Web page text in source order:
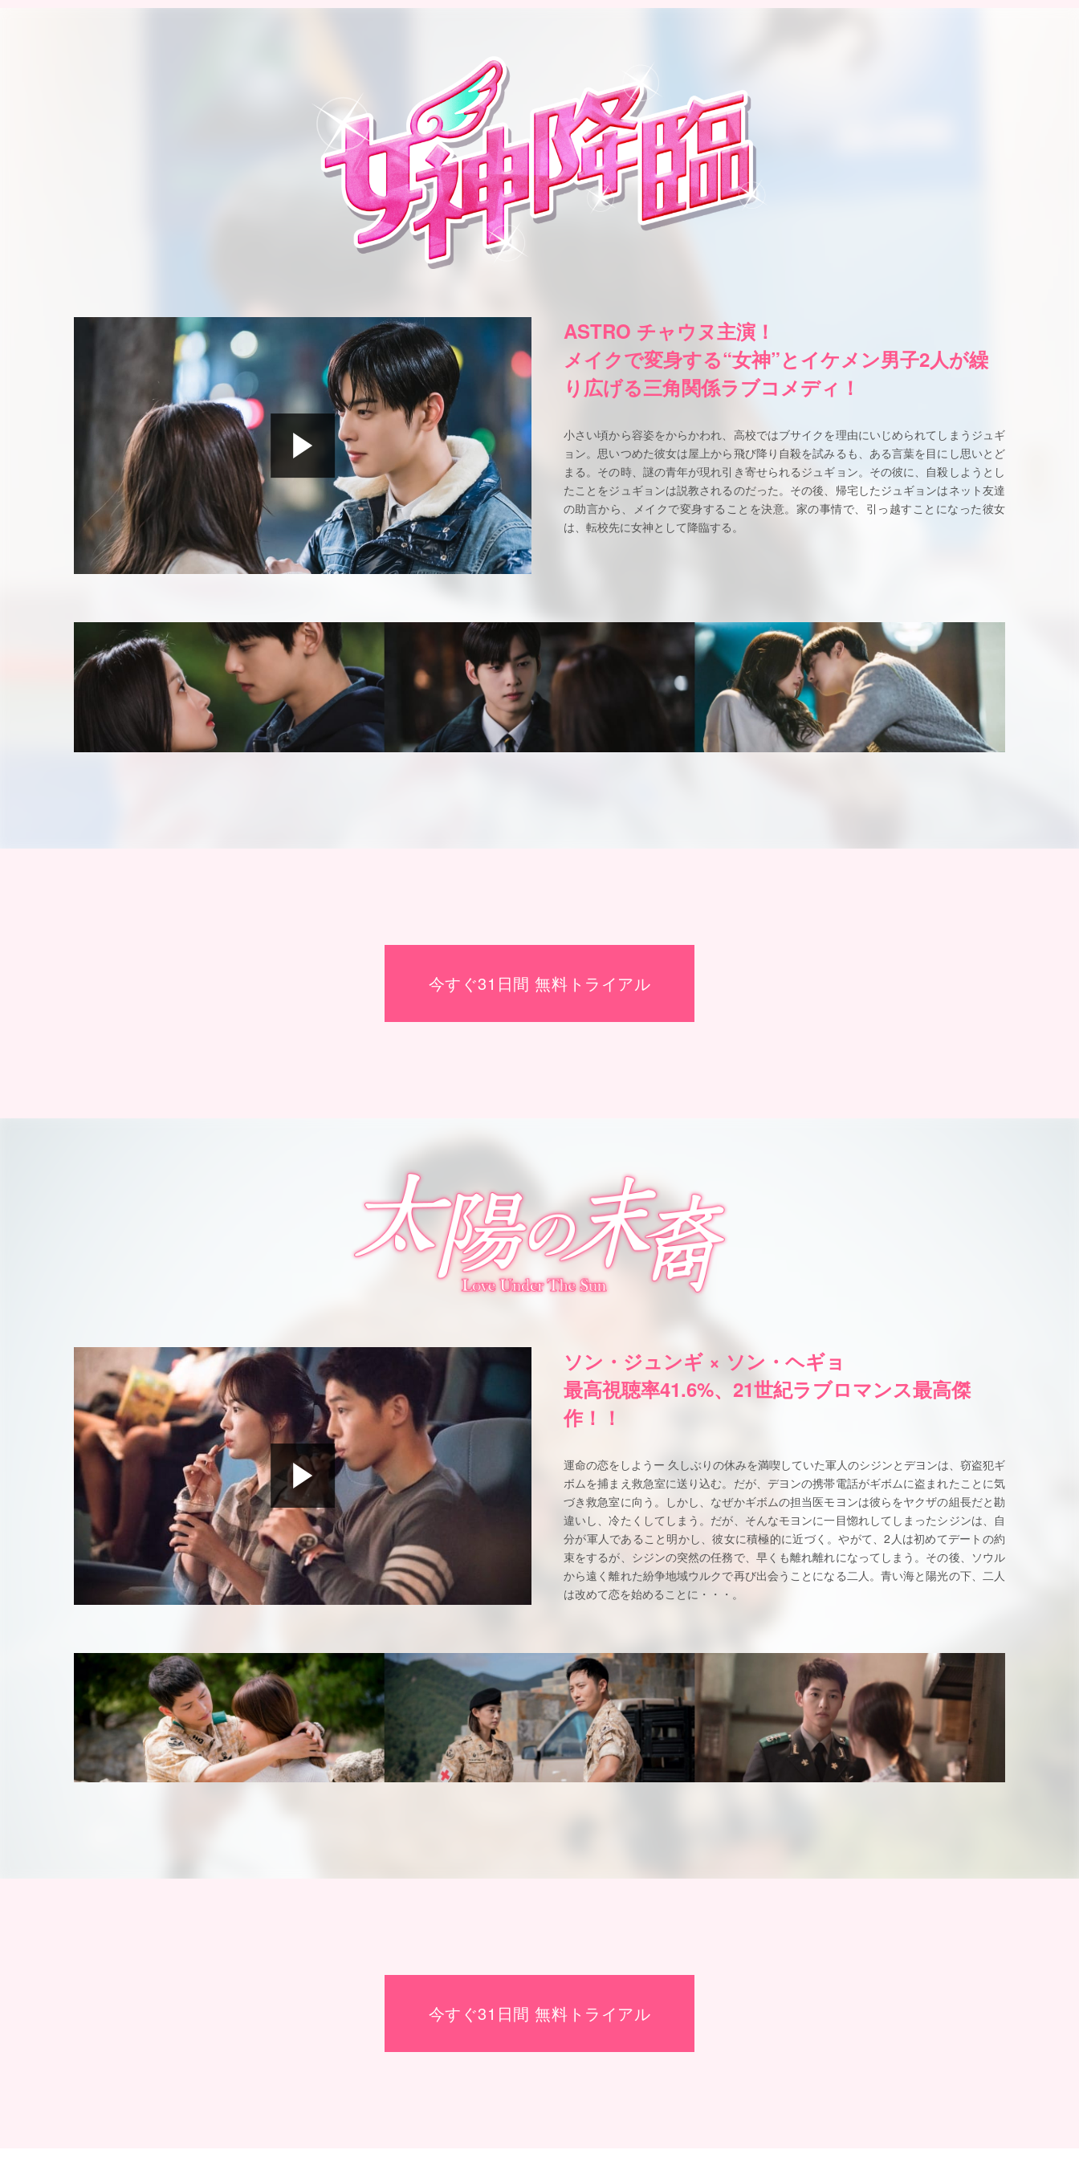
ASTRO チャウヌ主演！
メイクで変身する“女神”とイケメン男子2人が繰
り広げる三角関係ラブコメディ！
小さい頃から容姿をからかわれ、高校ではブサイクを理由にいじめられてしまうジュギ
ョン。思いつめた彼女は屋上から飛び降り自殺を試みるも、ある言葉を目にし思いとど
まる。その時、謎の青年が現れ引き寄せられるジュギョン。その彼に、自殺しようとし
たことをジュギョンは説教されるのだった。その後、帰宅したジュギョンはネット友達
の助言から、メイクで変身することを決意。家の事情で、引っ越すことになった彼女
は、転校先に女神として降臨する。
今すぐ31日間 無料トライアル
ソン・ジュンギ × ソン・ヘギョ
最高視聴率41.6%、21世紀ラブロマンス最高傑
作！！
運命の恋をしようー 久しぶりの休みを満喫していた軍人のシジンとデヨンは、窃盗犯ギ
ボムを捕まえ救急室に送り込む。だが、デヨンの携帯電話がギボムに盗まれたことに気
づき救急室に向う。しかし、なぜかギボムの担当医モヨンは彼らをヤクザの組長だと勘
違いし、冷たくしてしまう。だが、そんなモヨンに一目惚れしてしまったシジンは、自
分が軍人であること明かし、彼女に積極的に近づく。やがて、2人は初めてデートの約
束をするが、シジンの突然の任務で、早くも離れ離れになってしまう。その後、ソウル
から遠く離れた紛争地域ウルクで再び出会うことになる二人。青い海と陽光の下、二人
は改めて恋を始めることに・・・。
今すぐ31日間 無料トライアル